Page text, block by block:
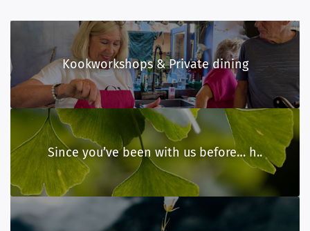
Kookworkshops & Private dining
Since you’ve been with us before… h..